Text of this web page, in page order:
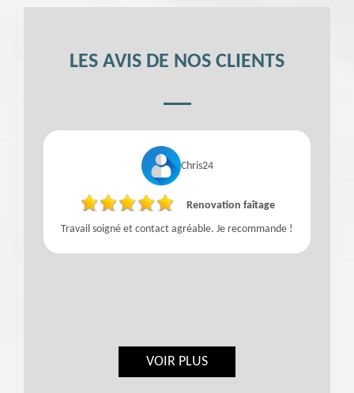
LES AVIS DE NOS CLIENTS
Chris24
Renovation faîtage
Travail soigné et contact agréable. Je recommande !
VOIR PLUS